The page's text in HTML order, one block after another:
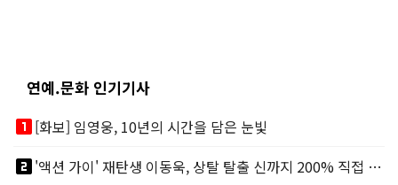
연예.문화 인기기사
looks_one[화보] 임영웅, 10년의 시간을 담은 눈빛
looks_two
'액션 가이' 재탄생 이동욱, 상탈 탈출 신까지 200% 직접 소화